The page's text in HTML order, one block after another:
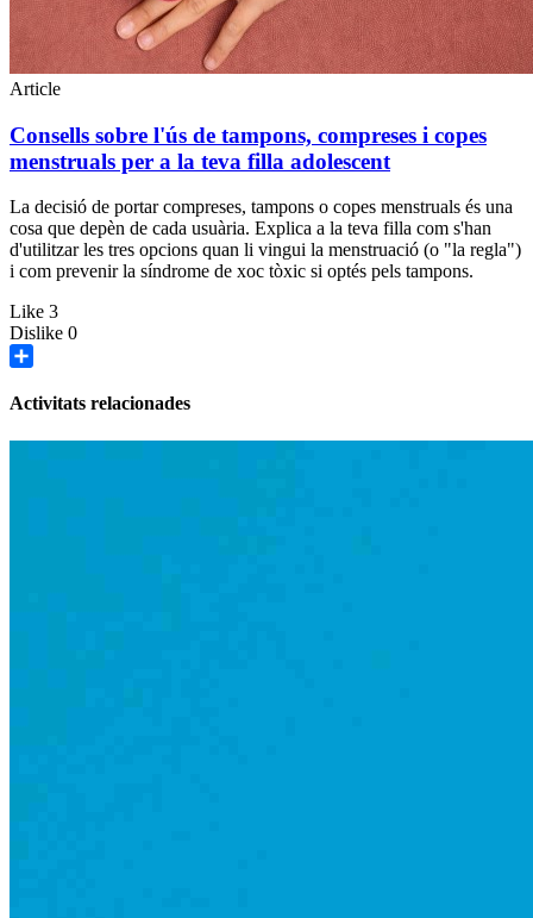
Article
Consells sobre l'ús de tampons, compreses i copes
menstruals per a la teva filla adolescent
La decisió de portar compreses, tampons o copes menstruals és una
cosa que depèn de cada usuària. Explica a la teva filla com s'han
d'utilitzar les tres opcions quan li vingui la menstruació (o "la regla")
i com prevenir la síndrome de xoc tòxic si optés pels tampons.
Like 3
Dislike 0
Activitats relacionades